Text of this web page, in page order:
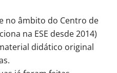
no âmbito do Centro de
na ESE desde 2014)
didático original